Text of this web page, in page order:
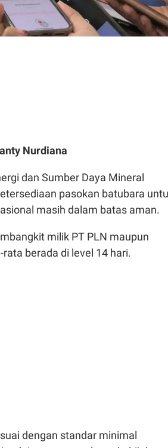
Nurdiana
dan Sumber Daya Mineral
pasokan batubara
masih dalam batas aman.
milik PT PLN maupun
berada di level 14 hari.
dengan standar minimal